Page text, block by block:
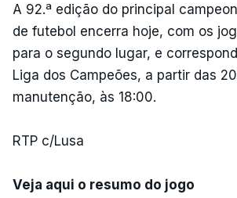
A 92.ª edição do principal
de futebol encerra hoje, com os
para o segundo lugar, e
Liga dos Campeões, a partir das
manutenção, às 18:00.
RTP c/Lusa
Veja aqui o resumo do jogo